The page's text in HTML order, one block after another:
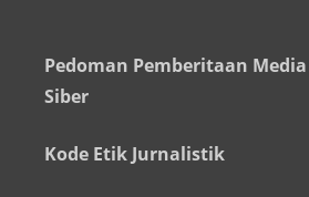
Pedoman Pemberitaan Media
Siber
Kode Etik Jurnalistik